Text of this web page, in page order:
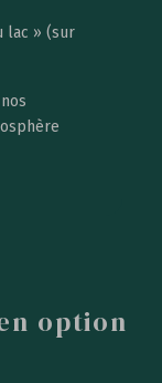
lac » (sur
option